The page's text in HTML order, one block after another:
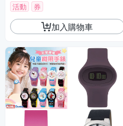
活動 券
加入購物車